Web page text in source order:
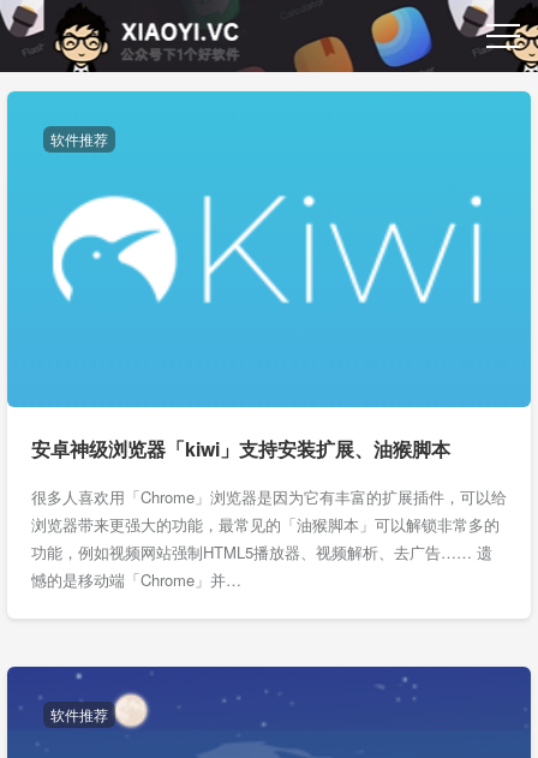
软件推荐
安卓神级浏览器「kiwi」支持安装扩展、油猴脚本
很多人喜欢用「Chrome」浏览器是因为它有丰富的扩展插件，可以给
浏览器带来更强大的功能，最常见的「油猴脚本」可以解锁非常多的
功能，例如视频网站强制HTML5播放器、视频解析、去广告…… 遗
憾的是移动端「Chrome」并…
软件推荐